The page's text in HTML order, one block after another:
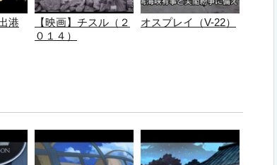
港
【映画】チスル（２
０１４）
オスプレイ（V-22）